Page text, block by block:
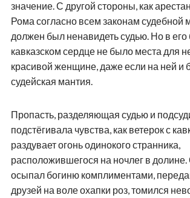
значение. С другой стороны, как
Рома согласно всем законам судебной
должен был ненавидеть судью. Но в
кавказском сердце не было места для
красивой женщине, даже если на ней и
судейская мантия.
Пропасть, разделяющая судью и
подстёгивала чувства, как ветерок с
раздувает огонь одинокого странника,
расположившегося на ночлег в
осыпал богиню комплиментами,
друзей на воле охапки роз, томился